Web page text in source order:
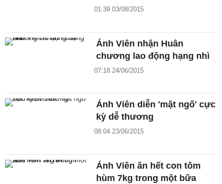
01:39 03/08/2015
Ánh Viên nhận Huân
chương lao động hạng nhì
07:18 24/06/2015
Ánh Viên diễn 'mặt ngố' cực
kỳ dễ thương
08:04 23/06/2015
Ánh Viên ăn hết con tôm
hùm 7kg trong một bữa